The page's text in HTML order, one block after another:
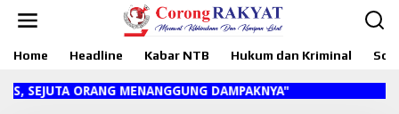
Home Headline Kabar NTB Hukum dan Kriminal
ORANG MENANGGUNG DAMPAKNYA"